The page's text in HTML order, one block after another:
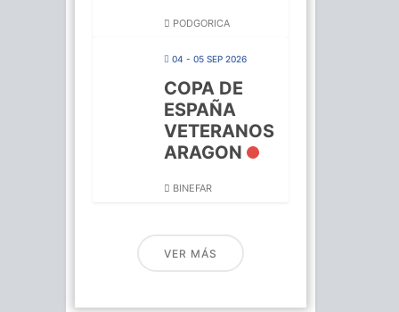
PODGORICA
04 - 05 SEP 2026
COPA DE
ESPAÑA
VETERANOS
ARAGON
BINEFAR
VER MÁS